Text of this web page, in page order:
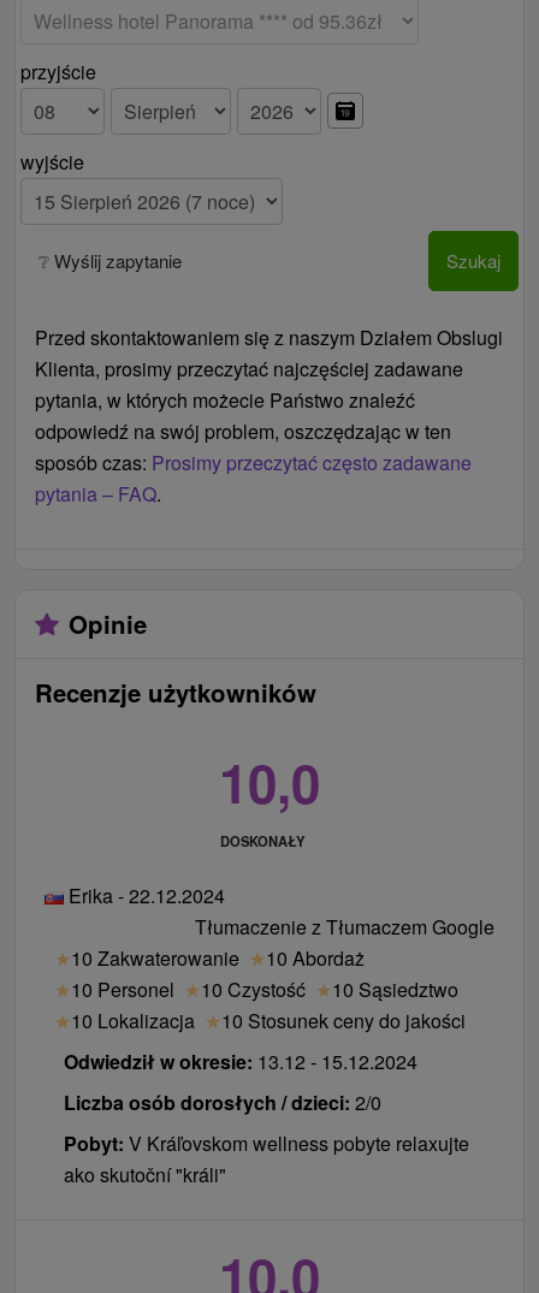
przyjście
wyjście
❔ Wyślij zapytanie Szukaj
Przed skontaktowaniem się z naszym Działem Obslugi
Klienta, prosimy przeczytać najczęściej zadawane
pytania, w których możecie Państwo znaleźć
odpowiedź na swój problem, oszczędzając w ten
sposób czas: Prosimy przeczytać często zadawane
pytania – FAQ.
Opinie
Recenzje użytkowników
10,0
DOSKONAŁY
Erika - 22.12.2024
Tłumaczenie z Tłumaczem Google
★10 Zakwaterowanie ★10 Abordaż
★10 Personel ★10 Czystość ★10 Sąsiedztwo
★10 Lokalizacja ★10 Stosunek ceny do jakości
Odwiedził w okresie: 13.12 - 15.12.2024
Liczba osób dorosłych / dzieci: 2/0
Pobyt: V Kráľovskom wellness pobyte relaxujte
ako skutoční "králi"
10,0